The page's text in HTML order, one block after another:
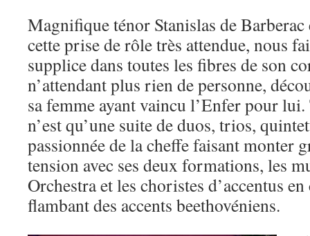
Magnifique ténor Stanislas de Barberac
cette prise de rôle très attendue, nous
supplice dans toutes les fibres de son
n’attendant plus rien de personne,
sa femme ayant vaincu l’Enfer pour lui.
n’est qu’une suite de duos, trios,
passionnée de la cheffe faisant monter
tension avec ses deux formations, les
Orchestra et les choristes d’accentus
flambant des accents beethovéniens.